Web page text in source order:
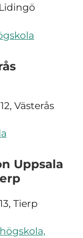
Västerås
Uppsala
Tierp